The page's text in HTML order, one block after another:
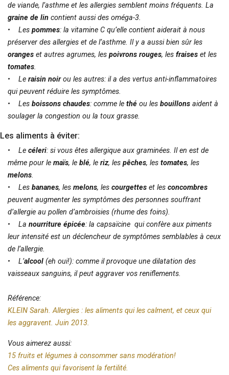
de viande, l’asthme et les allergies semblent moins fréquents. La
graine de lin contient aussi des oméga-3.
• Les pommes: la vitamine C qu’elle contient aiderait à nous
préserver des allergies et de l’asthme. Il y a aussi bien sûr les
oranges et autres agrumes, les poivrons rouges, les fraises et les
tomates.
• Le raisin noirou les autres: il a des vertus anti-inflammatoires
qui peuvent réduire les symptômes.
• Les boissons chaudes: comme le thé ou les bouillons aident à
soulager la congestion ou la toux grasse.
Les aliments à éviter:
• Le céleri: si vous êtes allergique aux graminées. Il en est de
même pour le maïs, le blé, le riz, les pêches, les tomates, les
melons.
• Les bananes, les melons, les courgettes et les concombres
peuvent augmenter les symptômes des personnes souffrant
d’allergie au pollen d’ambroisies (rhume des foins).
• La nourriture épicée: la capsaïcine qui confère aux piments
leur intensité est un déclencheur de symptômes semblables à ceux
de l’allergie.
• L’alcool (eh oui!): comme il provoque une dilatation des
vaisseaux sanguins, il peut aggraver vos reniflements.
Référence:
KLEIN Sarah. Allergies : les aliments qui les calment, et ceux qui
les aggravent. Juin 2013.
Vous aimerez aussi:
15 fruits et légumes à consommer sans modération!
Ces aliments qui favorisent la fertilité.